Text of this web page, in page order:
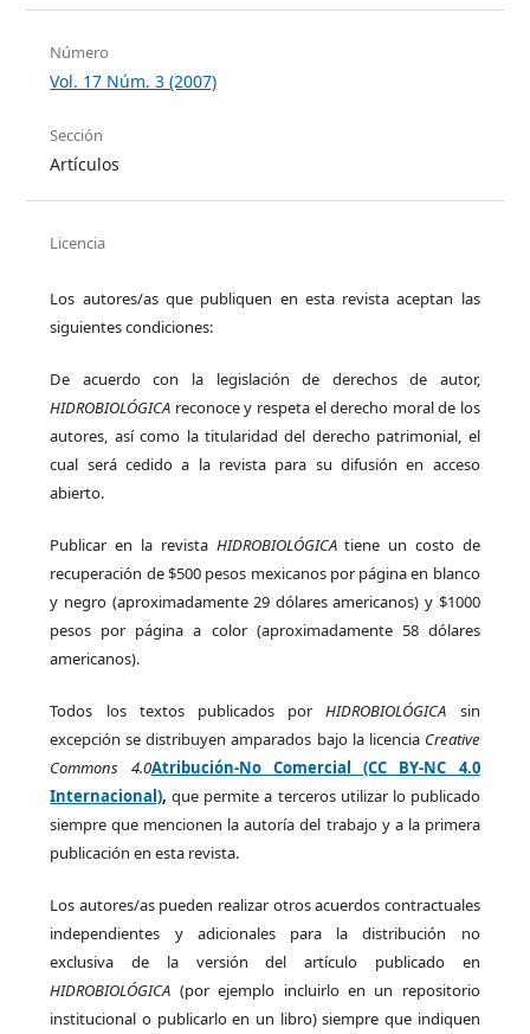
Número
Vol. 17 Núm. 3 (2007)
Sección
Artículos
Licencia
Los autores/as que publiquen en esta revista aceptan las
siguientes condiciones:
De acuerdo con la legislación de derechos de autor,
HIDROBIOLÓGICA reconoce y respeta el derecho moral de los
autores, así como la titularidad del derecho patrimonial, el
cual será cedido a la revista para su difusión en acceso
abierto.
Publicar en la revista HIDROBIOLÓGICAtiene un costo de
recuperación de $500 pesos mexicanos por página en blanco
y negro (aproximadamente 29 dólares americanos) y $1000
pesos por página a color (aproximadamente 58 dólares
americanos).
Todos los textos publicados porHIDROBIOLÓGICA sin
excepción se distribuyen amparados bajo la licencia Creative
Commons 4.0Atribución-No Comercial (CC BY-NC 4.0
Internacional),que permite a terceros utilizar lo publicado
siempre que mencionen la autoría del trabajo y a la primera
publicación en esta revista.
Los autores/as pueden realizar otros acuerdos contractuales
independientes y adicionales para la distribución no
exclusiva de la versión del artículo publicado en
HIDROBIOLÓGICA (por ejemplo incluirlo en un repositorio
institucional o publicarlo en un libro) siempre que indiquen